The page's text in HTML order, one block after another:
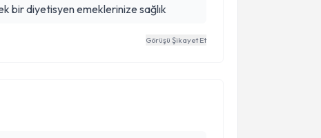
bir diyetisyen emeklerinize sağlık
Görüşü Şikayet Et